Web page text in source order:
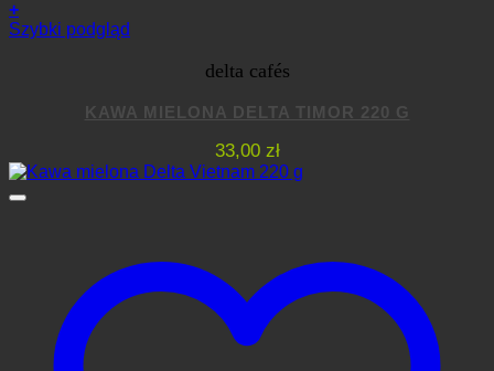
+
Szybki podgląd
delta cafés
KAWA MIELONA DELTA TIMOR 220 G
33,00 zł